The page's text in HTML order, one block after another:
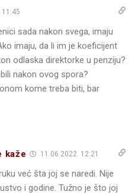
11:45
sada nakon svega, imaju
imaju, da li im je koeficijent
odlaska direktorke u penziju?
nakon ovog spora?
kome treba biti, bar
kaže 11.06.2022. 12:21
već šta joj se naredi. Nije
i godine. Tužno je što joj